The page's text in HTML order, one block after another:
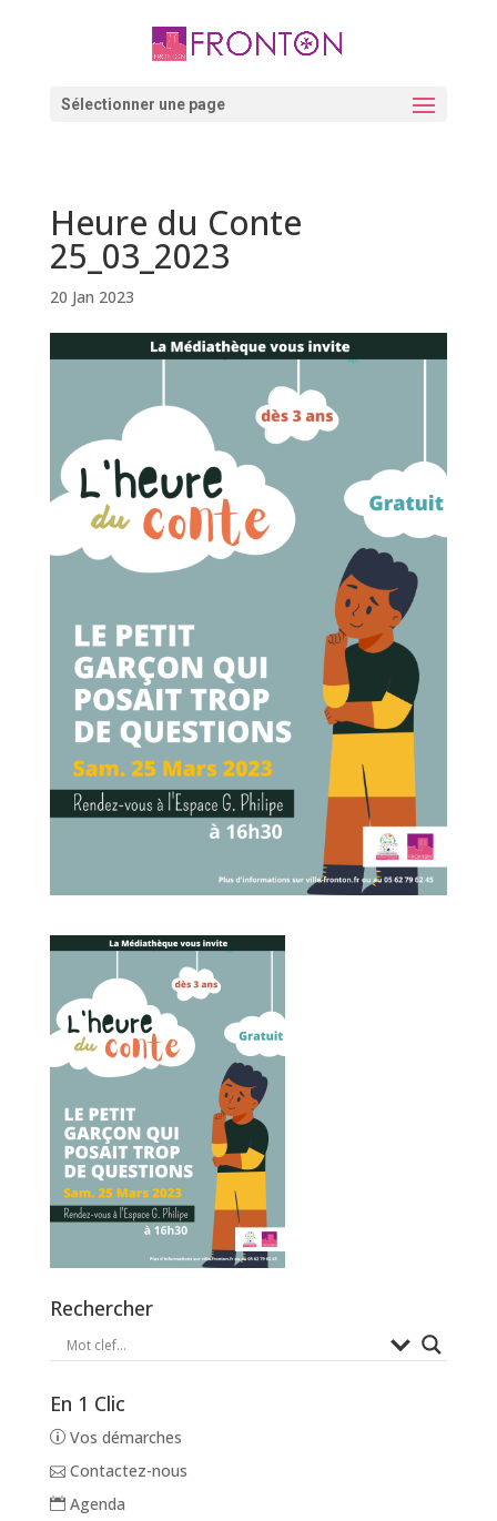
Sélectionner une page
Heure du Conte
25_03_2023
20 Jan 2023
Rechercher
En 1 Clic
Vos démarches
Contactez-nous
Agenda